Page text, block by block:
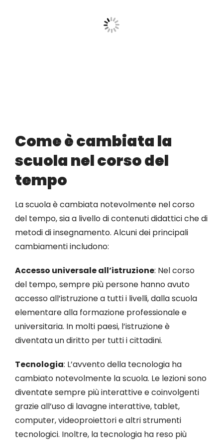
Come è cambiata la
scuola nel corso del
tempo
La scuola è cambiata notevolmente nel corso
del tempo, sia a livello di contenuti didattici che di
metodi di insegnamento. Alcuni dei principali
cambiamenti includono:
Accesso universale all’istruzione: Nel corso
del tempo, sempre più persone hanno avuto
accesso all’istruzione a tutti i livelli, dalla scuola
elementare alla formazione professionale e
universitaria. In molti paesi, l’istruzione è
diventata un diritto per tutti i cittadini.
Tecnologia: L’avvento della tecnologia ha
cambiato notevolmente la scuola. Le lezioni sono
diventate sempre più interattive e coinvolgenti
grazie all’uso di lavagne interattive, tablet,
computer, videoproiettori e altri strumenti
tecnologici. Inoltre, la tecnologia ha reso più